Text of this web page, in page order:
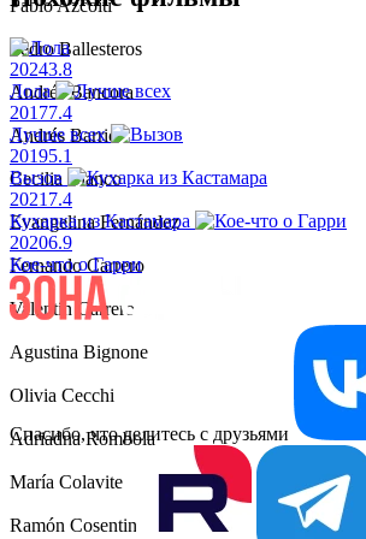
Pablo Azcoiti
Pedro Ballesteros
Andrés Bancora
Andrés Barrio
Cecilia Blanco
Evangelina Fernández
Fernando Carrero
Valentín Carrero
Agustina Bignone
Olivia Cecchi
Adriadna Rombola
María Colavite
Ramón Cosentino
20243.8
Лола
20177.4
Лучше всех
20195.1
Вызов
2021 7.4
Кухарка из Кастамара
20206.9
Кое-что о Гарри
Спасибо, что делитесь с друзьями